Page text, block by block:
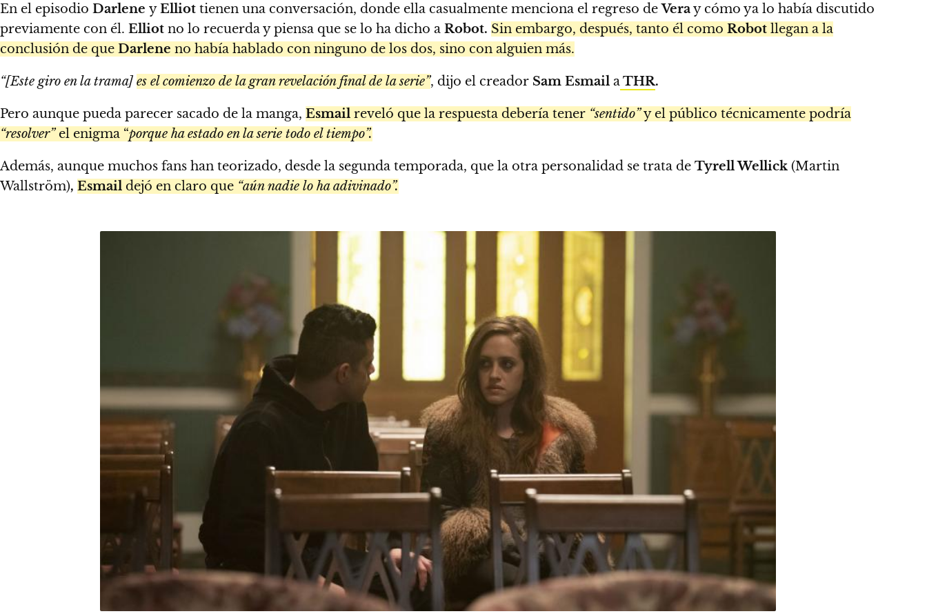
En el episodio Darlene yElliot tienen una conversación, donde ella casualmente menciona el regreso deVeray cómo ya lo había discutido
previamente con él. Elliot no lo recuerda y piensa que se lo ha dicho a Robot. Sin embargo, después, tanto él como Robot llegan a la
conclusión de que Darlene no había hablado con ninguno de los dos, sino con alguien más.
“[Este giro en la trama] es el comienzo de la gran revelación final de la serie”, dijo el creador Sam Esmail aTHR.
Pero aunque pueda parecer sacado de la manga, Esmail reveló que la respuesta debería tener “sentido”y el público técnicamente podría
“resolver”el enigma “porque ha estado en la serie todo el tiempo”.
Además, aunque muchos fans han teorizado, desde la segunda temporada, que la otra personalidad se trata de Tyrell Wellick (Martin
Wallström), Esmail dejó en claro que “aún nadie lo ha adivinado”.